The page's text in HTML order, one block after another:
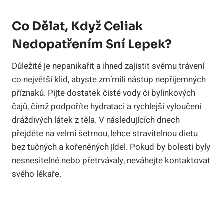
Co Dělat, Když Celiak
Nedopatřením Sní Lepek?
Důležité je nepanikařit a ihned zajistit svému trávení
co největší klid, abyste zmírnili nástup nepříjemných
příznaků. Pijte dostatek čisté vody či bylinkových
čajů, čímž podpoříte hydrataci a rychlejší vyloučení
dráždivých látek z těla. V následujících dnech
přejděte na velmi šetrnou, lehce stravitelnou dietu
bez tučných a kořeněných jídel. Pokud by bolesti byly
nesnesitelné nebo přetrvávaly, neváhejte kontaktovat
svého lékaře.